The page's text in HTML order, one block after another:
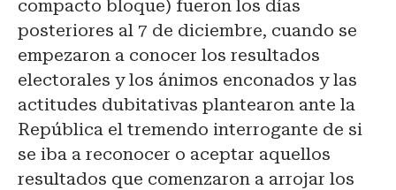
compacto bloque) fueron los días
posteriores al 7 de diciembre, cuando se
empezaron a conocer los resultados
electorales y los ánimos enconados y las
actitudes dubitativas plantearon ante la
República el tremendo interrogante de si
se iba a reconocer o aceptar aquellos
resultados que comenzaron a arrojar los